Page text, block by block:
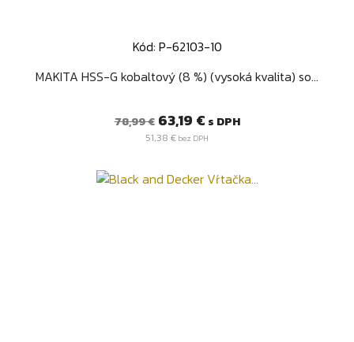
Kód: P-62103-10
MAKITA HSS-G kobaltový (8 %) (vysoká kvalita) so...
Bežná
cena
78,99 € Cena
63,19 € s DPH
51,38 € bez DPH